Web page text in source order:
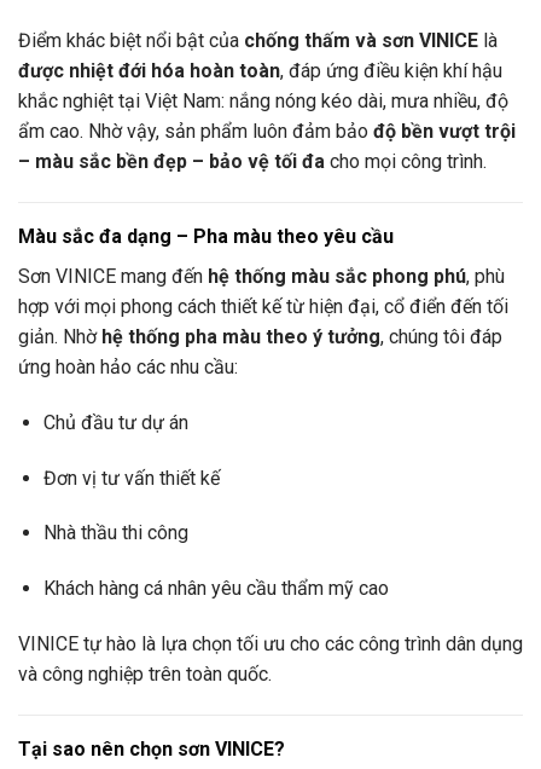
Điểm khác biệt nổi bật của chống thấm và sơn VINICE là
được nhiệt đới hóa hoàn toàn, đáp ứng điều kiện khí hậu
khắc nghiệt tại Việt Nam: nắng nóng kéo dài, mưa nhiều, độ
ẩm cao. Nhờ vậy, sản phẩm luôn đảm bảo độ bền vượt trội
– màu sắc bền đẹp – bảo vệ tối đa cho mọi công trình.
Màu sắc đa dạng – Pha màu theo yêu cầu
Sơn VINICE mang đến hệ thống màu sắc phong phú, phù
hợp với mọi phong cách thiết kế từ hiện đại, cổ điển đến tối
giản. Nhờ hệ thống pha màu theo ý tưởng, chúng tôi đáp
ứng hoàn hảo các nhu cầu:
Chủ đầu tư dự án
Đơn vị tư vấn thiết kế
Nhà thầu thi công
Khách hàng cá nhân yêu cầu thẩm mỹ cao
VINICE tự hào là lựa chọn tối ưu cho các công trình dân dụng
và công nghiệp trên toàn quốc.
Tại sao nên chọn sơn VINICE?